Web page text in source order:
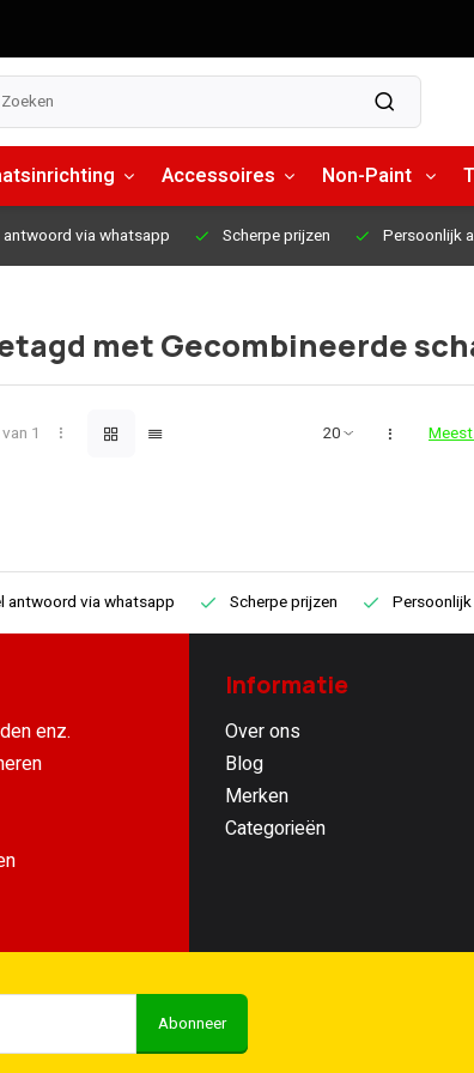
Accessoires Non-Paint
antwoord via whatsapp Scherpe prijzen Persoonlijk
met Gecombineerde
1
antwoord via whatsapp Scherpe prijzen
enz.
Informatie
Over ons
Blog
Merken
Categorieën
Abonneer